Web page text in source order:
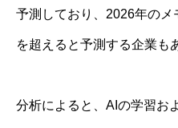
予測しており、2026年の
を超えると予測する企業も
分析によると、AIの学習お